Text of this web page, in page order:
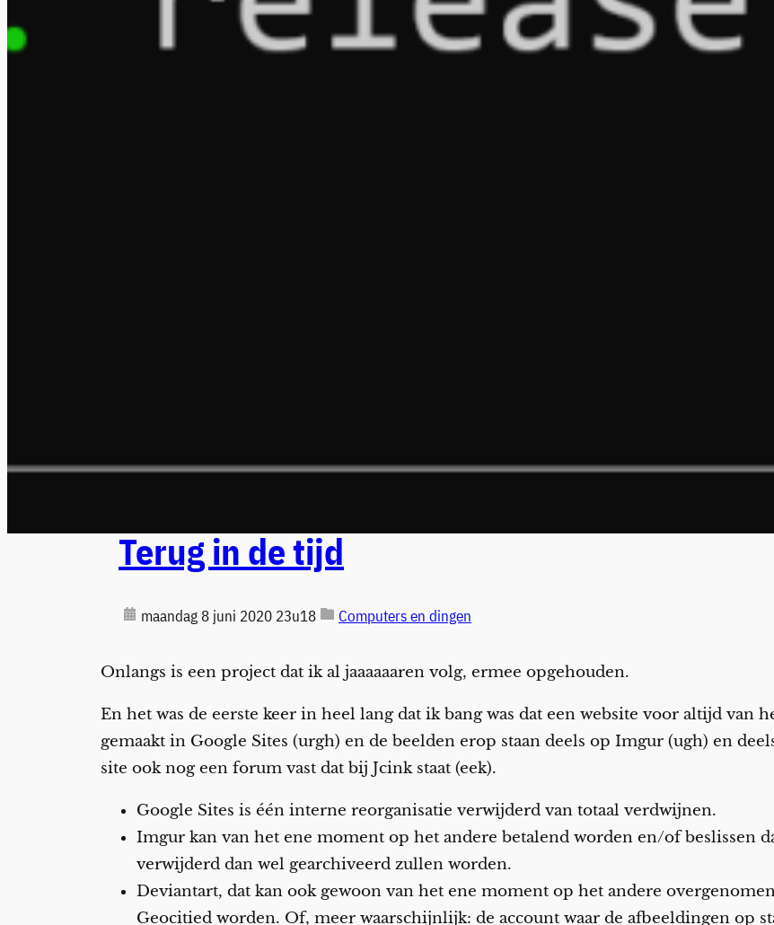
Terug in de tijd
maandag 8 juni 2020 23u18 Computers en dingen
Onlangs is een project dat ik al jaaaaaaren volg, ermee opgehouden.
En het was de eerste keer in heel lang dat ik bang was dat een website voor altijd van
gemaakt in Google Sites (urgh) en de beelden erop staan deels op Imgur (ugh) en
site ook nog een forum vast dat bij Jcink staat (eek).
Google Sites is één interne reorganisatie verwijderd van totaal verdwijnen.
Imgur kan van het ene moment op het andere betalend worden en/of beslissen
verwijderd dan wel gearchiveerd zullen worden.
Deviantart, dat kan ook gewoon van het ene moment op het andere
Geocitied worden. Of, meer waarschijnlijk: de account waar de afbeeldingen op